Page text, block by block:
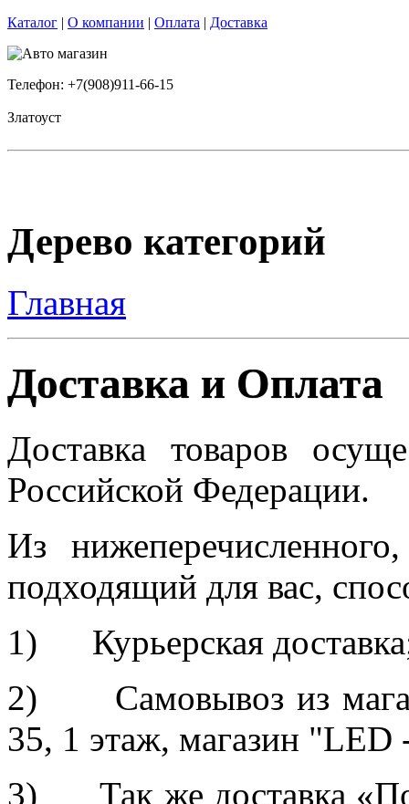
Каталог | О компании | Оплата | Доставка
Телефон: +7(908)911-66-15
Златоуст
Дерево категорий
Главная
Доставка и Оплата
Доставка товаров
Российской Федерации.
Из
подходящий для вас,
1) Курьерская
2) Самовывоз из
35, 1 этаж, магазин
3) Так же доставка